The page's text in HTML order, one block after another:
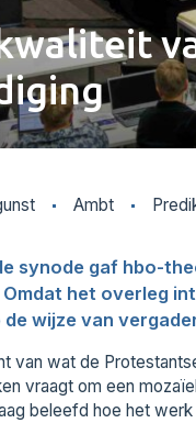
Ambt
synode gaf hbo-
het overleg
wijze van
van wat de
vraagt om een
beleefd hoe het